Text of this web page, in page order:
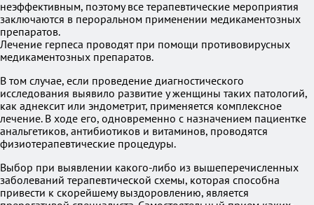
неэффективным, поэтому все терапевтические мероприятия
заключаются в пероральном применении медикаментозных
препаратов.
Лечение герпеса проводят при помощи противовирусных
медикаментозных препаратов.
В том случае, если проведение диагностического
исследования выявило развитие у женщины таких патологий,
как аднексит или эндометрит, применяется комплексное
лечение. В ходе его, одновременно с назначением пациентке
анальгетиков, антибиотиков и витаминов, проводятся
физиотерапевтические процедуры.
Выбор при выявлении какого-либо из вышеперечисленных
заболеваний терапевтической схемы, которая способна
привести к скорейшему выздоровлению, является